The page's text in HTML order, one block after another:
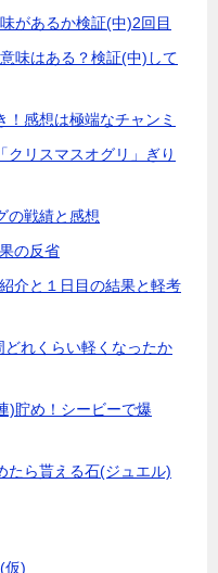
があるか検証(中)2回目
味はある？検証(中)して
！感想は極端なチャンミ
クリスマスオグリ」ぎり
の戦績と感想
の反省
介と１日目の結果と軽考
れくらい軽くなったか
)貯め！シービーで爆
たら貰える石(ジュエル)
仮)